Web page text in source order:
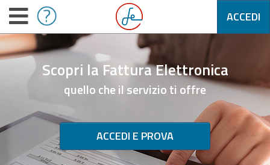
ACCEDI
Scopri la Fattura Elettronica
quello che il servizio ti offre
ACCEDI E PROVA